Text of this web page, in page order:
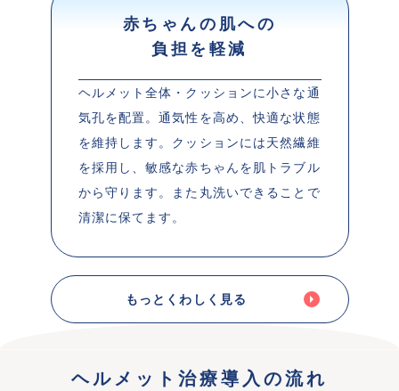
赤ちゃんの肌への
負担を軽減
ヘルメット全体・クッションに小さな通
気孔を配置。通気性を高め、快適な状態
を維持します。クッションには天然繊維
を採用し、敏感な赤ちゃんを肌トラブル
から守ります。また丸洗いできることで
清潔に保てます。
もっとくわしく見る
ヘルメット治療導入の流れ